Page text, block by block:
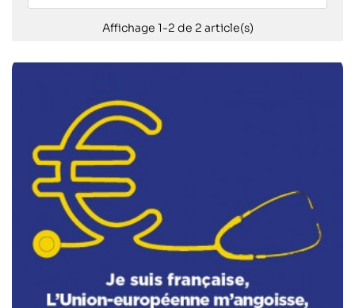
Affichage 1-2 de 2 article(s)